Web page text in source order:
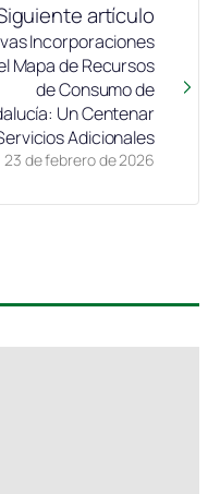
artículo
23 de febrero de 2026
Incorporaciones
Mapa de Recursos
de Consumo de
Un Centenar
Adicionales